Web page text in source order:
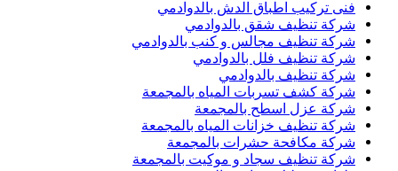
فنى تركيب اطباق الدش بالدوادمي
شركة تنظيف شقق بالدوادمي
شركة تنظيف مجالس و كنب بالدوادمي
شركة تنظيف فلل بالدوادمي
شركة تنظيف بالدوادمي
شركة كشف تسربات المياه بالمجمعة
شركة عزل اسطح بالمجمعة
شركة تنظيف خزانات المياه بالمجمعة
شركة مكافحة حشرات بالمجمعة
شركة تنظيف سجاد و موكيت بالمجمعة